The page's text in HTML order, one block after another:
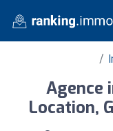
Agence
Location,